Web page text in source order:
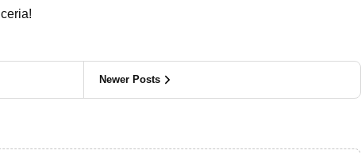
Newer Posts